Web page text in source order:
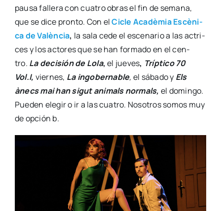
pau­sa falle­ra con cua­tro obras el fin de sema­na,
que se dice pron­to. Con elCicle Aca­dè­mia Escè­ni­
ca de Valèn­cia, la sala cede el esce­na­rio a las actri­
ces y los acto­res que se han for­ma­do en el cen­
tro. La deci­sión de Lola,el jue­ves, Tríp­ti­co 70
Vol.I, vier­nes, La ingo­ber­na­ble, el sába­do y Els
ànecs mai han sigut ani­mals nor­mals, el domin­go.
Pue­den ele­gir o ir a las cua­tro. Noso­tros somos muy
de opción b.